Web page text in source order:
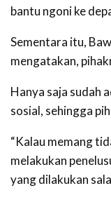
bantu ngoni ke
Sementara itu,
mengatakan,
Hanya saja sudah
sosial, sehingga
“Kalau memang
melakukan
yang dilakukan